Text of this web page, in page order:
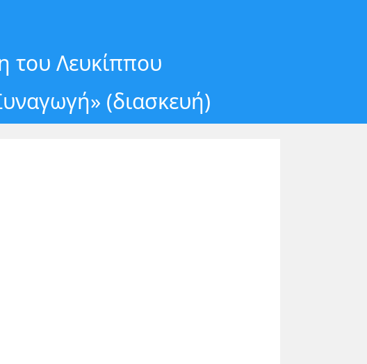
του Λευκίππου
(διασκευή)